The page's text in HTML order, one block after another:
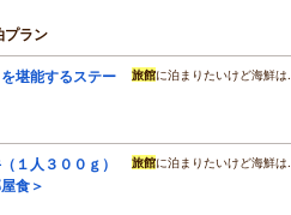
プラン
堪能するステー
旅館に泊まりたいけど海鮮は…
１人３００ｇ）
食＞
旅館に泊まりたいけど海鮮は…